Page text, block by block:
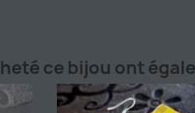
ce bijou ont